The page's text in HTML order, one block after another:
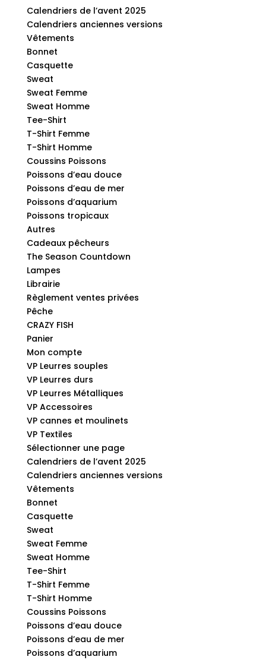
Calendriers de l’avent 2025
Calendriers anciennes versions
Vêtements
Bonnet
Casquette
Sweat
Sweat Femme
Sweat Homme
Tee-Shirt
T-Shirt Femme
T-Shirt Homme
Coussins Poissons
Poissons d’eau douce
Poissons d’eau de mer
Poissons d’aquarium
Poissons tropicaux
Autres
Cadeaux pêcheurs
The Season Countdown
Lampes
Librairie
Règlement ventes privées
Pêche
CRAZY FISH
Panier
Mon compte
VP Leurres souples
VP Leurres durs
VP Leurres Métalliques
VP Accessoires
VP cannes et moulinets
VP Textiles
Sélectionner une page
Calendriers de l’avent 2025
Calendriers anciennes versions
Vêtements
Bonnet
Casquette
Sweat
Sweat Femme
Sweat Homme
Tee-Shirt
T-Shirt Femme
T-Shirt Homme
Coussins Poissons
Poissons d’eau douce
Poissons d’eau de mer
Poissons d’aquarium